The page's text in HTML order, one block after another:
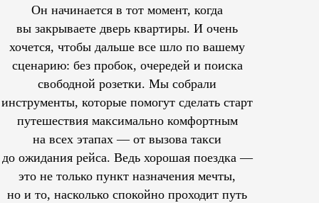
Он начинается в тот момент, когда
вы закрываете дверь квартиры. И очень
хочется, чтобы дальше все шло по вашему
сценарию: без пробок, очередей и поиска
свободной розетки. Мы собрали
инструменты, которые помогут сделать старт
путешествия максимально комфортным
на всех этапах — от вызова такси
до ожидания рейса. Ведь хорошая поездка —
это не только пункт назначения мечты,
но и то, насколько спокойно проходит путь